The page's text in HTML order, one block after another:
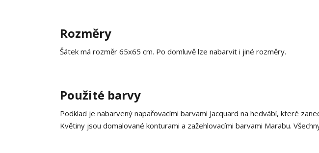
Rozměry
Šátek má rozměr 65x65 cm. Po domluvě lze nabarvit i jiné rozměry.
Použité barvy
Podklad je nabarvený napařovacími barvami Jacquard na hedvábí, které
Květiny jsou domalované konturami a zažehlovacími barvami Marabu.